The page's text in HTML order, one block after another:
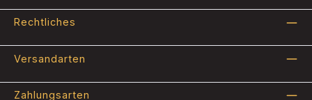
Versandarten
Zahlungsarten
Rechtliches